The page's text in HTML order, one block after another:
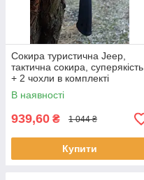
Сокира туристична Jeep,
тактична сокира, суперякість
+ 2 чохли в комплекті
В наявності
939,60 ₴ 1 044 ₴
Купити